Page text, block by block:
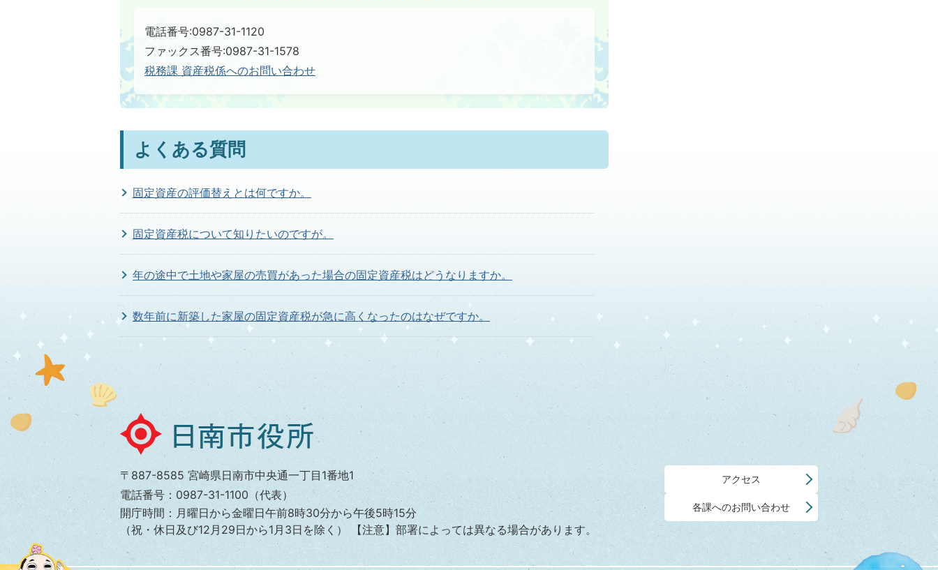
電話番号:0987-31-1120
ファックス番号:0987-31-1578
税務課 資産税係へのお問い合わせ
よくある質問
固定資産の評価替えとは何ですか。
固定資産税について知りたいのですが。
年の途中で土地や家屋の売買があった場合の固定資産税はどうなりますか。
数年前に新築した家屋の固定資産税が急に高くなったのはなぜですか。
固定資産の所有者が死亡した場合は、どうすれば良いのですか。
日
南
役
所
〒887-8585 宮崎県日南市中央通一丁目1番地1
電話番号：0987-31-1100（代表）
開庁時間：月曜日から金曜日午前8時30分から午後5時15分
（祝・休日及び12月29日から1月3日を除く）
【注意】部署によっては異なる場合があります。
アクセス
各課へのお問い合わせ